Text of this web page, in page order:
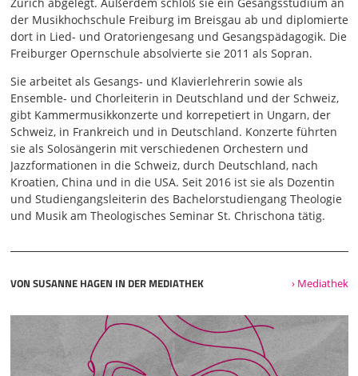
Zürich abgelegt. Außerdem schloß sie ein Gesangsstudium an
der Musikhochschule Freiburg im Breisgau ab und diplomierte
dort in Lied- und Oratoriengesang und Gesangspädagogik. Die
Freiburger Opernschule absolvierte sie 2011 als Sopran.
Sie arbeitet als Gesangs- und Klavierlehrerin sowie als
Ensemble- und Chorleiterin in Deutschland und der Schweiz,
gibt Kammermusikkonzerte und korrepetiert in Ungarn, der
Schweiz, in Frankreich und in Deutschland. Konzerte führten
sie als Solosängerin mit verschiedenen Orchestern und
Jazzformationen in die Schweiz, durch Deutschland, nach
Kroatien, China und in die USA. Seit 2016 ist sie als Dozentin
und Studiengangsleiterin des Bachelorstudiengang Theologie
und Musik am Theologisches Seminar St. Chrischona tätig.
VON SUSANNE HAGEN IN DER MEDIATHEK › Mediathek